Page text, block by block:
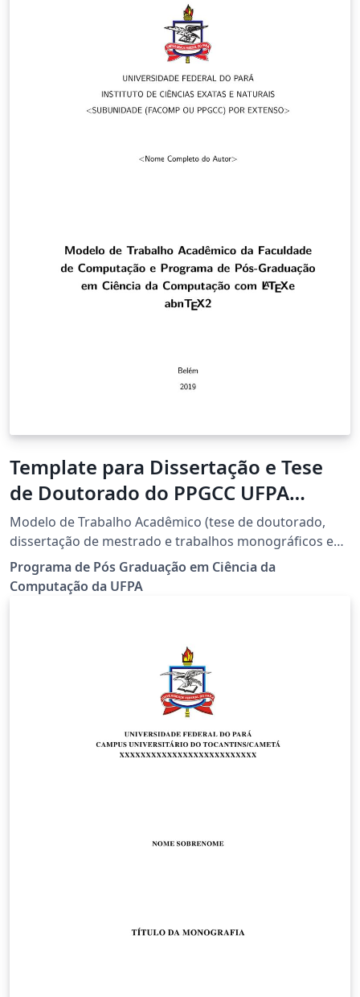
Template para Dissertação e Tese
de Doutorado do PPGCC UFPA
(Universidade Federal do Pará)
Modelo de Trabalho Acadêmico (tese de doutorado,
dissertação de mestrado e trabalhos monográficos em
geral) em conformidade com ABNT NBR 14724:2011:
Informacao e documentacao - Trabalhos acadêmicos.
Modelo de Trabalho Acadêmico da Faculdade de
http://www.ppgcc.propesp.ufpa.br/index.php/br/docu
mentos/formularios/205-templates-teses-e-
Programa de Pós Graduação em Ciência da
Computação da UFPA